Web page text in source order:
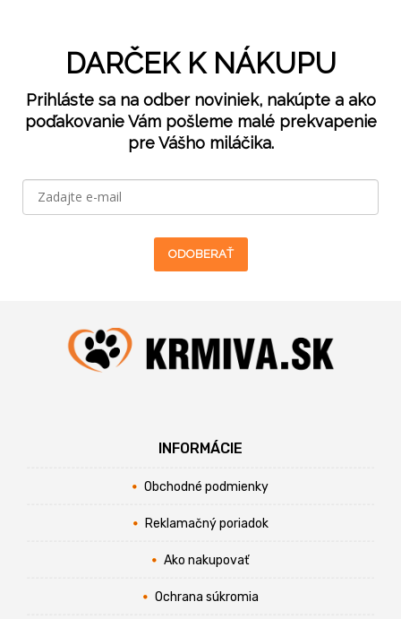
DARČEK K NÁKUPU
Prihláste sa na odber noviniek, nakúpte a ako
poďakovanie Vám pošleme malé prekvapenie
pre Vášho miláčika.
ODOBERAŤ
INFORMÁCIE
Obchodné podmienky
Reklamačný poriadok
Ako nakupovať
Ochrana súkromia